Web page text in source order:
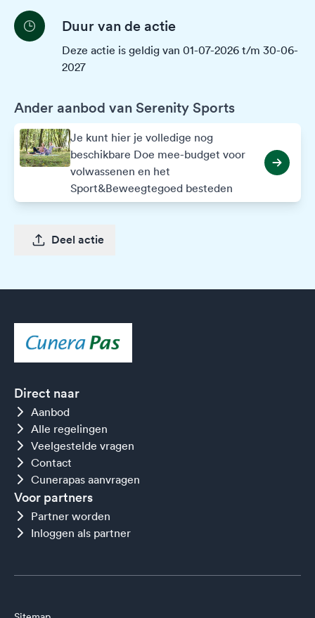
Duur van de actie
Deze actie is geldig van 01-07-2026 t/m 30-06-
2027
Ander aanbod van Serenity Sports
Je kunt hier je volledige nog
beschikbare Doe mee-budget voor
volwassenen en het
Sport&Beweegtegoed besteden
Deel actie
Direct naar
Aanbod
Alle regelingen
Veelgestelde vragen
Contact
Cunerapas aanvragen
Voor partners
Partner worden
Inloggen als partner